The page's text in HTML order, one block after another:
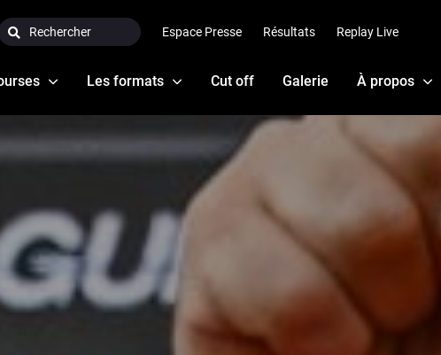
Espace Presse Résultats Replay Live
Les formats Cut off Galerie À propos